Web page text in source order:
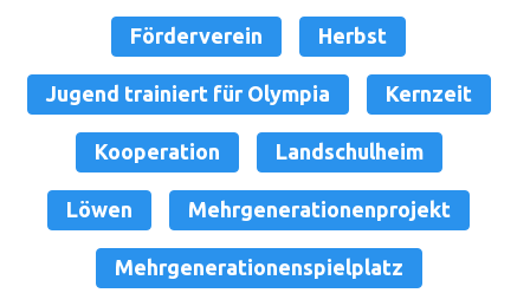
Förderverein Herbst
Jugend trainiert für Olympia Kernzeit
Kooperation Landschulheim
Löwen Mehrgenerationenprojekt
Mehrgenerationenspielplatz